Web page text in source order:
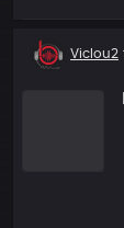
Neuer
VicIou2